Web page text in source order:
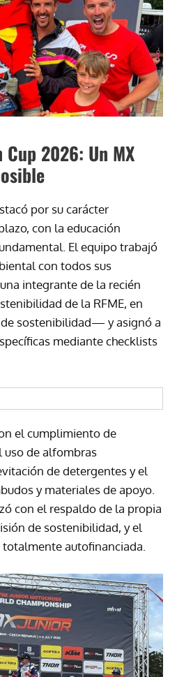
Cup 2026: Un MX
por su carácter
con la educación
El equipo trabajó
con todos sus
integrante de la recién
de la RFME, en
sostenibilidad— y asignó a
mediante checklists
el cumplimiento de
uso de alfombras
de detergentes y el
y materiales de apoyo.
con el respaldo de la propia
de sostenibilidad, y el
autofinanciada.